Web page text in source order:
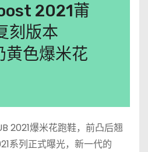
2021莆
刻版本
黄色爆米花
2021爆米花跑鞋，前凸后翘
系列正式曝光，新一代的